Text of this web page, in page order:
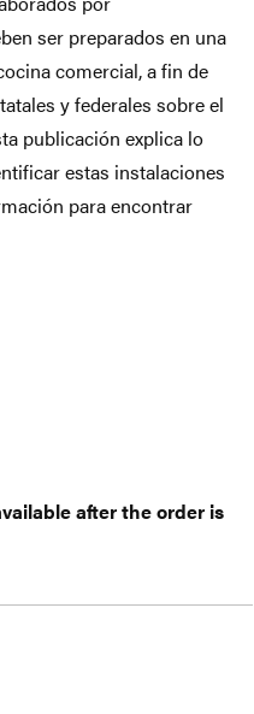
ser preparados en una
comercial, a fin de
y federales sobre el
publicación explica lo
estas instalaciones
para encontrar
after the order is